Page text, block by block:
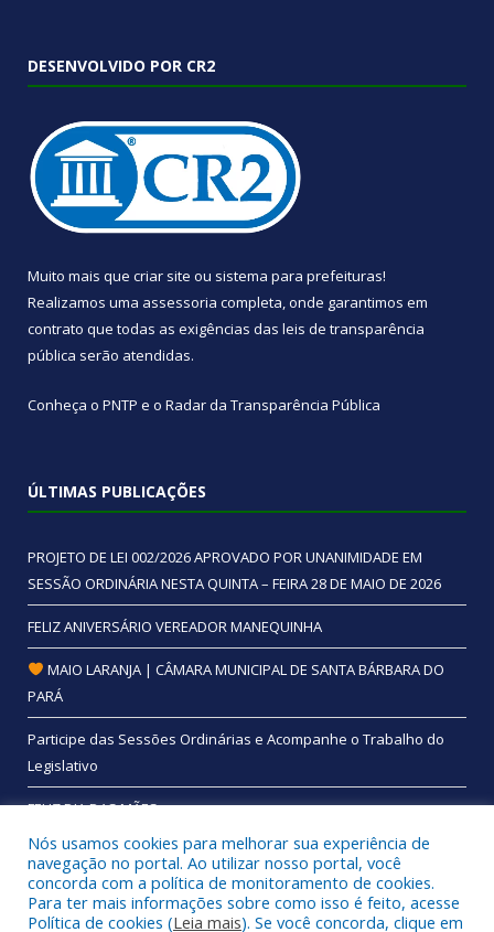
DESENVOLVIDO POR CR2
Muito mais que criar site ou sistema para prefeituras!
Realizamos uma assessoria completa, onde garantimos em
contrato que todas as exigências das leis de transparência
pública serão atendidas.
Conheça o PNTP e o Radar da Transparência Pública
ÚLTIMAS PUBLICAÇÕES
PROJETO DE LEI 002/2026 APROVADO POR UNANIMIDADE EM
SESSÃO ORDINÁRIA NESTA QUINTA – FEIRA 28 DE MAIO DE 2026
FELIZ ANIVERSÁRIO VEREADOR MANEQUINHA
MAIO LARANJA | CÂMARA MUNICIPAL DE SANTA BÁRBARA DO
PARÁ
Participe das Sessões Ordinárias e Acompanhe o Trabalho do
Legislativo
FELIZ DIA DAS MÃES
Todos os direitos reservados a Câmara Municipal de Santa
Nós usamos cookies para melhorar sua experiência de
navegação no portal. Ao utilizar nosso portal, você
concorda com a política de monitoramento de cookies.
Para ter mais informações sobre como isso é feito, acesse
Política de cookies (Leia mais). Se você concorda, clique em